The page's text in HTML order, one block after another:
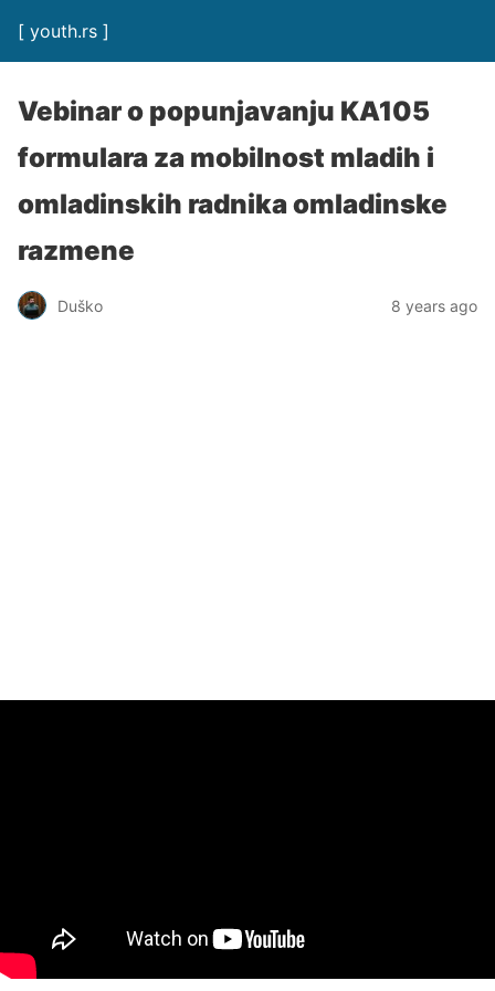
[ youth.rs ]
Vebinar o popunjavanju KA105
formulara za mobilnost mladih i
omladinskih radnika omladinske
razmene
Duško 8 years ago